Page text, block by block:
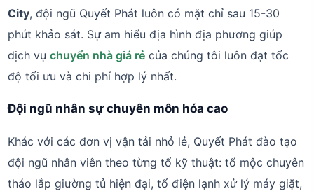
City, đội ngũ Quyết Phát luôn có mặt chỉ sau 15-30
phút khảo sát. Sự am hiểu địa hình địa phương giúp
dịch vụchuyển nhà giá rẻ của chúng tôi luôn đạt tốc
độ tối ưu và chi phí hợp lý nhất.
Đội ngũ nhân sự chuyên môn hóa cao
Khác với các đơn vị vận tải nhỏ lẻ, Quyết Phát đào tạo
đội ngũ nhân viên theo từng tổ kỹ thuật: tổ mộc chuyên
tháo lắp giường tủ hiện đại, tổ điện lạnh xử lý máy giặt,